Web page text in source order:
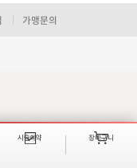
가맹문의
시술예약 장바구니